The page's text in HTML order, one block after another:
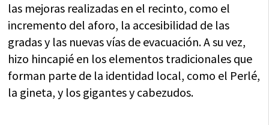
las mejoras realizadas en el recinto, como el
incremento del aforo, la accesibilidad de las
gradas y las nuevas vías de evacuación. A su vez,
hizo hincapié en los elementos tradicionales que
forman parte de la identidad local, como el Perlé,
la gineta, y los gigantes y cabezudos.